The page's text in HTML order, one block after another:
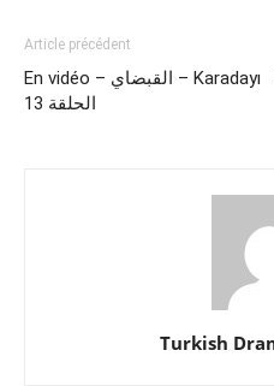
Article précédent
En vidéo – القبضاي – Karadayı
الحلقة 13